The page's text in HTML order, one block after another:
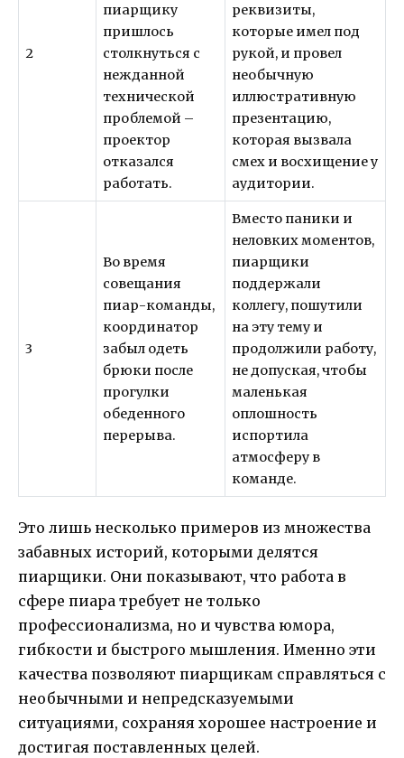
2
пиарщику
пришлось
столкнуться с
нежданной
технической
проблемой –
проектор
отказался
работать.
реквизиты,
которые имел под
рукой, и провел
необычную
иллюстративную
презентацию,
которая вызвала
смех и восхищение у
аудитории.
3
Во время
совещания
пиар-команды,
координатор
забыл одеть
брюки после
прогулки
обеденного
перерыва.
Вместо паники и
неловких моментов,
пиарщики
поддержали
коллегу, пошутили
на эту тему и
продолжили работу,
не допуская, чтобы
маленькая
оплошность
испортила
атмосферу в
команде.
Это лишь несколько примеров из множества
забавных историй, которыми делятся
пиарщики. Они показывают, что работа в
сфере пиара требует не только
профессионализма, но и чувства юмора,
гибкости и быстрого мышления. Именно эти
качества позволяют пиарщикам справляться с
необычными и непредсказуемыми
ситуациями, сохраняя хорошее настроение и
достигая поставленных целей.